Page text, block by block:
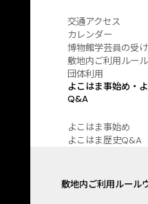
交通アクセス
カレンダー
博物館学芸員の受
敷地内ご利用ルール
団体利用
よこはま事始め・
Q&A
よこはま事始め
よこはま歴史Q&A
敷地内ご利用ルール